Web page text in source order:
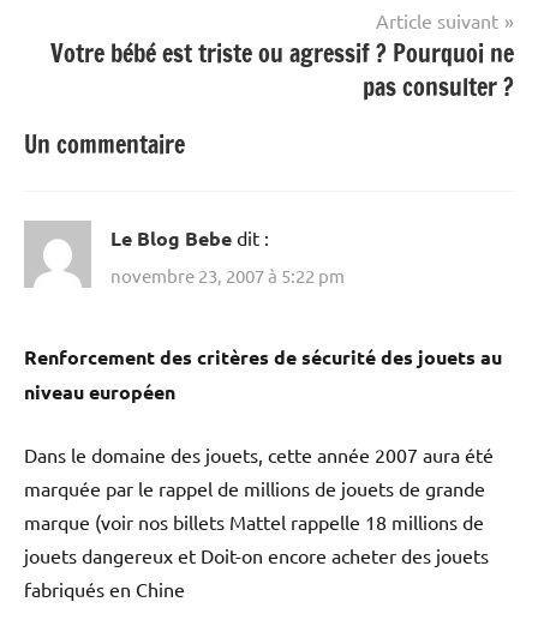
Article suivant
Votre bébé est triste ou agressif ? Pourquoi ne
pas consulter ?
Un commentaire
Le Blog Bebe dit :
novembre 23, 2007 à 5:22 pm
Renforcement des critères de sécurité des jouets au
niveau européen
Dans le domaine des jouets, cette année 2007 aura été
marquée par le rappel de millions de jouets de grande
marque (voir nos billets Mattel rappelle 18 millions de
jouets dangereux et Doit-on encore acheter des jouets
fabriqués en Chine